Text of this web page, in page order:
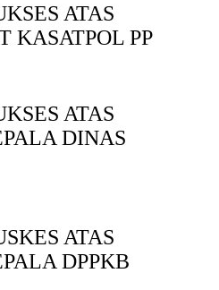
ATAS
KASATPOL PP
ATAS
DINAS
ATAS
DPPKB